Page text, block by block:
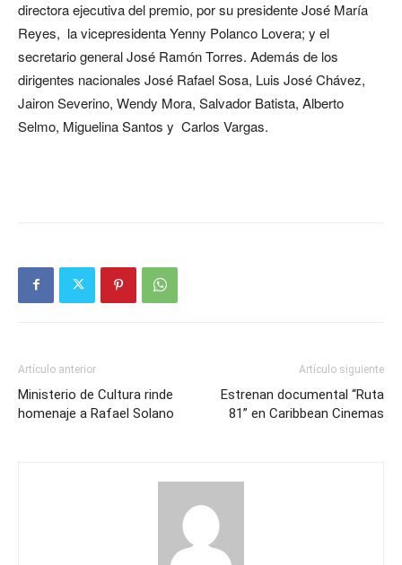
directora ejecutiva del premio, por su presidente José María
Reyes, la vicepresidenta Yenny Polanco Lovera; y el
secretario general José Ramón Torres. Además de los
dirigentes nacionales José Rafael Sosa, Luis José Chávez,
Jairon Severino, Wendy Mora, Salvador Batista, Alberto
Selmo, Miguelina Santos y Carlos Vargas.
Artículo anterior
Ministerio de Cultura rinde
homenaje a Rafael Solano
Artículo siguiente
Estrenan documental “Ruta
81” en Caribbean Cinemas